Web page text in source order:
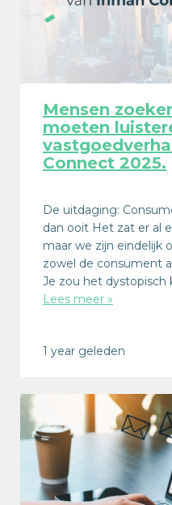
Mensen
moeten
Connect 2025.
De uitdaging:
dan ooit Het zat er al
maar we zijn eindelijk
zowel de consument
Je zou het dystopisch
Lees meer »
1 year geleden